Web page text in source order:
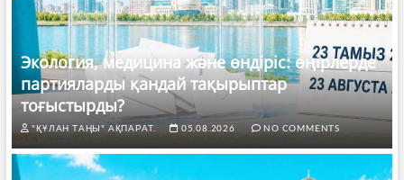
Экология, медицина және өндіріс: өңірлерде
партияларды қандай тақырыптар
тоғыстырды?
"ҚҰЛАН ТАҢЫ" АҚПАРАТ. 05.08.2026 NO COMMENTS